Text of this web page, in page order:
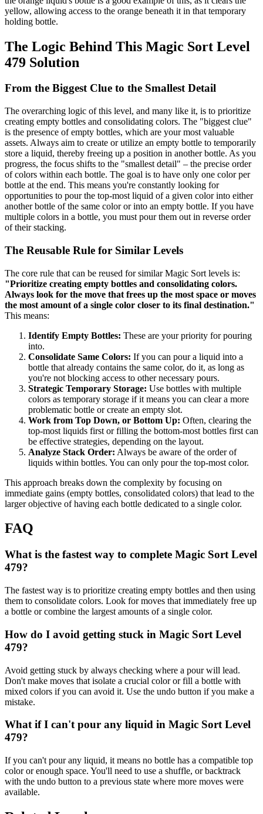
yellow, allowing access to the orange beneath it in that temporary
holding bottle.
The Logic Behind This Magic Sort Level
479 Solution
From the Biggest Clue to the Smallest Detail
The overarching logic of this level, and many like it, is to prioritize
creating empty bottles and consolidating colors. The "biggest clue"
is the presence of empty bottles, which are your most valuable
assets. Always aim to create or utilize an empty bottle to temporarily
store a liquid, thereby freeing up a position in another bottle. As you
progress, the focus shifts to the "smallest detail" – the precise order
of colors within each bottle. The goal is to have only one color per
bottle at the end. This means you're constantly looking for
opportunities to pour the top-most liquid of a given color into either
another bottle of the same color or into an empty bottle. If you have
multiple colors in a bottle, you must pour them out in reverse order
of their stacking.
The Reusable Rule for Similar Levels
The core rule that can be reused for similar Magic Sort levels is:
"Prioritize creating empty bottles and consolidating colors.
Always look for the move that frees up the most space or moves
the most amount of a single color closer to its final destination."
This means:
Identify Empty Bottles: These are your priority for pouring
into.
Consolidate Same Colors: If you can pour a liquid into a
bottle that already contains the same color, do it, as long as
you're not blocking access to other necessary pours.
Strategic Temporary Storage: Use bottles with multiple
colors as temporary storage if it means you can clear a more
problematic bottle or create an empty slot.
Work from Top Down, or Bottom Up: Often, clearing the
top-most liquids first or filling the bottom-most bottles first can
be effective strategies, depending on the layout.
Analyze Stack Order: Always be aware of the order of
liquids within bottles. You can only pour the top-most color.
This approach breaks down the complexity by focusing on
immediate gains (empty bottles, consolidated colors) that lead to the
larger objective of having each bottle dedicated to a single color.
FAQ
What is the fastest way to complete Magic Sort Level
479?
The fastest way is to prioritize creating empty bottles and then using
them to consolidate colors. Look for moves that immediately free up
a bottle or combine the largest amounts of a single color.
How do I avoid getting stuck in Magic Sort Level
479?
Avoid getting stuck by always checking where a pour will lead.
Don't make moves that isolate a crucial color or fill a bottle with
mixed colors if you can avoid it. Use the undo button if you make a
mistake.
What if I can't pour any liquid in Magic Sort Level
479?
If you can't pour any liquid, it means no bottle has a compatible top
color or enough space. You'll need to use a shuffle, or backtrack
with the undo button to a previous state where more moves were
available.